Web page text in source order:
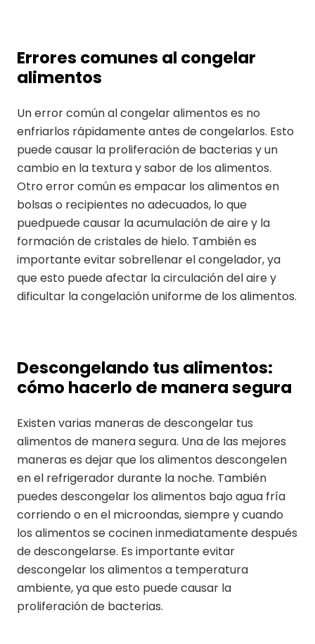
Errores comunes al congelar
alimentos
Un error común al congelar alimentos es no
enfriarlos rápidamente antes de congelarlos. Esto
puede causar la proliferación de bacterias y un
cambio en la textura y sabor de los alimentos.
Otro error común es empacar los alimentos en
bolsas o recipientes no adecuados, lo que
puedpuede causar la acumulación de aire y la
formación de cristales de hielo. También es
importante evitar sobrellenar el congelador, ya
que esto puede afectar la circulación del aire y
dificultar la congelación uniforme de los alimentos.
Descongelando tus alimentos:
cómo hacerlo de manera segura
Existen varias maneras de descongelar tus
alimentos de manera segura. Una de las mejores
maneras es dejar que los alimentos descongelen
en el refrigerador durante la noche. También
puedes descongelar los alimentos bajo agua fría
corriendo o en el microondas, siempre y cuando
los alimentos se cocinen inmediatamente después
de descongelarse. Es importante evitar
descongelar los alimentos a temperatura
ambiente, ya que esto puede causar la
proliferación de bacterias.